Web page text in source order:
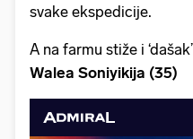
svake ekspedicije.
A na farmu stiže i
Walea Soniyikija (35)